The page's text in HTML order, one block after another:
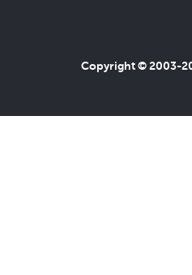
Copyright © 2003-